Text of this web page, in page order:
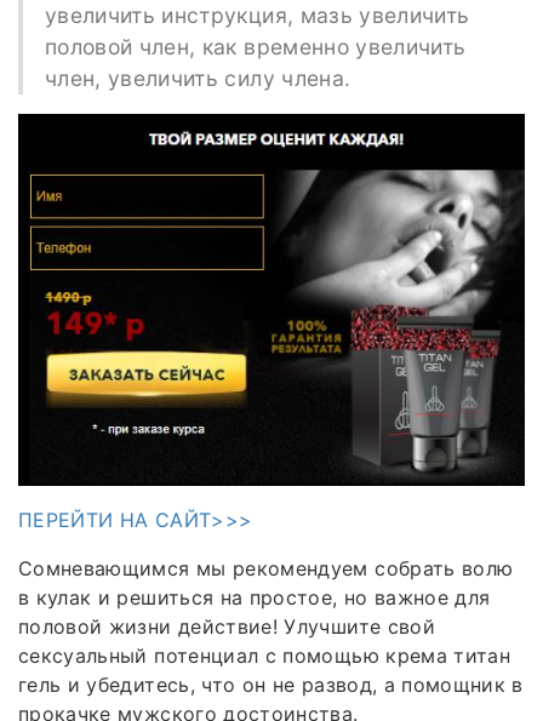
увеличить инструкция, мазь увеличить
половой член, как временно увеличить
член, увеличить силу члена.
ПЕРЕЙТИ НА САЙТ>>>
Сомневающимся мы рекомендуем собрать волю
в кулак и решиться на простое, но важное для
половой жизни действие! Улучшите свой
сексуальный потенциал с помощью крема титан
гель и убедитесь, что он не развод, а помощник в
прокачке мужского достоинства.